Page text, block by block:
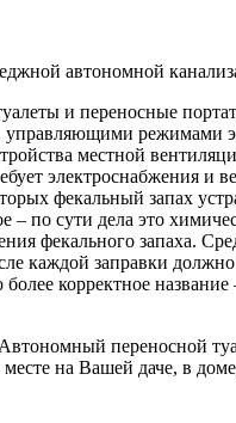
автономной
и переносные
режимами
местной
электроснабжения и
фекальный запах
– по сути дела это
фекального запаха.
каждой заправки
корректное
переносной
на Вашей даче, в